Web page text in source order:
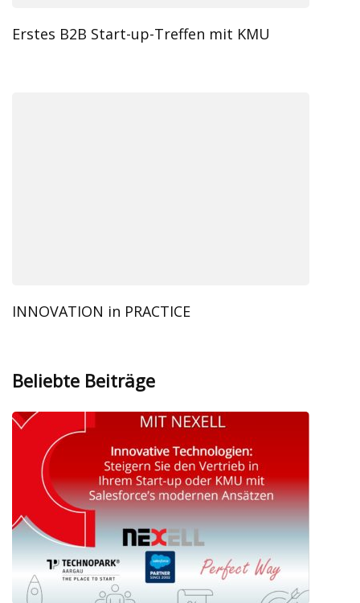
Erstes B2B Start-up-Treffen mit KMU
INNOVATION in PRACTICE
Beliebte Beiträge